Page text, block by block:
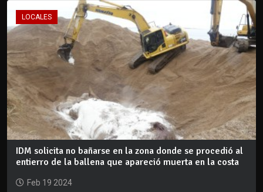
LOCALES
IDM solicita no bañarse en la zona donde se procedió al
entierro de la ballena que apareció muerta en la costa
Feb 19 2024